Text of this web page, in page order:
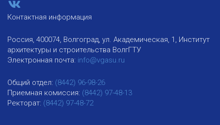
Контактная информация
Россия, 400074, Волгоград, ул. Академическая, 1, Институт
архитектуры и строительства ВолгГТУ
Электронная почта: info@vgasu.ru
Общий отдел: (8442) 96-98-26
Приемная комиссия: (8442) 97-48-13
Ректорат: (8442) 97-48-72